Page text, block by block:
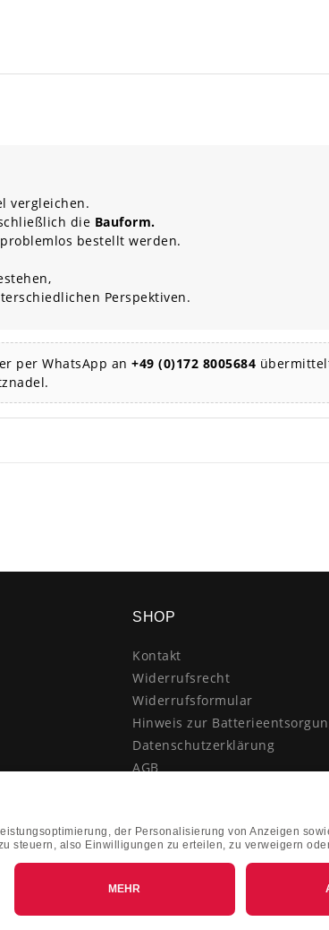
vergleichen.
die Bauform.
bestellt werden.
Perspektiven.
per WhatsApp an +49 (0)172 8005684
SHOP
Kontakt
Widerrufsrecht
Widerrufsformular
Hinweis zur
Datenschutzerklärung
AGB
Vertrag widerrufen